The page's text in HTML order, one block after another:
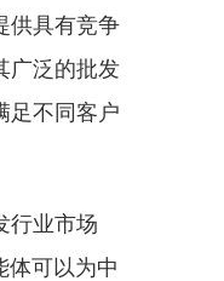
供具有竞争
广泛的批发
足不同客户
行业市场
体可以为中